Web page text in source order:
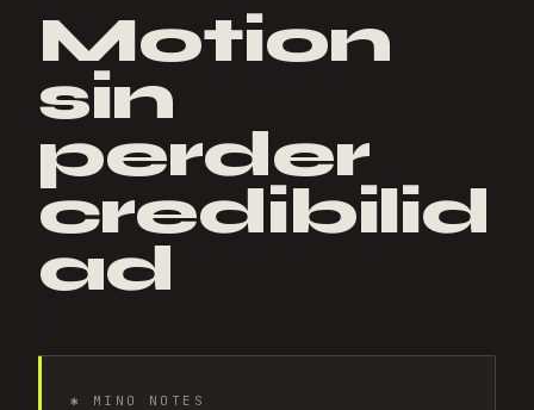
Motion
sin
perder
credibilid
ad
✱ MINO NOTES